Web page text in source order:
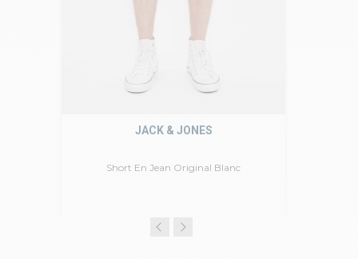
Short En Jean Original Blanc
JACK & JONES